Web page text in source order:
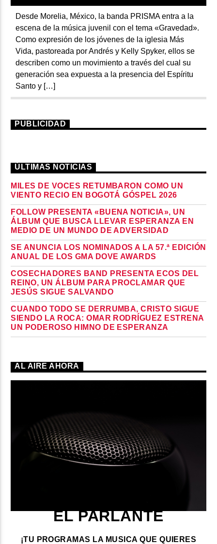
Desde Morelia, México, la banda PRISMA entra a la
escena de la música juvenil con el tema «Gravedad».
Como expresión de los jóvenes de la iglesia Más
Vida, pastoreada por Andrés y Kelly Spyker, ellos se
describen como un movimiento a través del cual su
generación sea expuesta a la presencia del Espíritu
Santo y […]
PUBLICIDAD
ÚLTIMAS NOTICIAS
MILES DE VOCES RETUMBARON COMO UN
VIENTO RECIO EN BOGOTÁ GÓSPEL 2026
FOLLOW PRESENTA «BUENA NOTICIA», UN
ÁLBUM QUE BUSCA LLEVAR ESPERANZA EN
MEDIO DE UN MUNDO DE ADVERSIDAD
SE ANUNCIA LOS NOMINADOS A LA 57.ª EDICIÓN
ANUAL DE LOS GMA DOVE AWARDS
COSECHADORES BAND PRESENTA ECOS DEL
REINO, UN ÁLBUM PARA PROCLAMAR QUE
JESÚS SIGUE SALVANDO
CUANDO TODO SE DERRUMBA, CRISTO SIGUE
SIENDO LA ROCA: OMAR RODRÍGUEZ ESTRENA
UN PODEROSO HIMNO DE ESPERANZA
AL AIRE AHORA
EL PARLANTE
¡TU PROGRAMAS LA MUSICA QUE QUIERES